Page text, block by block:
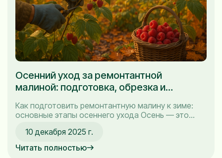
Осенний уход за ремонтантной
малиной: подготовка, обрезка и
Как подготовить ремонтантную малину к зиме:
основные этапы осеннего ухода Осень — это
ремонтантной малины к зиме — не просто
обязанность, а важный ритуал, который я
выполняю с трепетом. Как опытный садовод,
10 декабря 2025 г.
Читать полностью